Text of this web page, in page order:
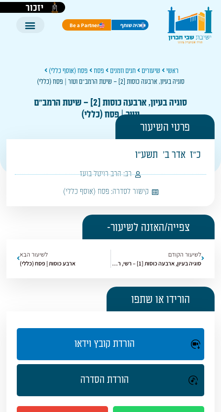
יזכור
היה שותף Be a Partner
ראשי שיעורים חגים וזמנים פסח
פסח (אוסף כללי)
סוגיה בעיון, ארבעה כוסות [2] – שיטת הרמב"ם וטור | פסח (כללי)
סוגיה בעיון, ארבעה כוסות [2] – שיטת הרמב"ם
וטור | פסח (כללי)
פרטי השיעור
כ"ז אדר ב' תשע"ו
רב: הרב רויטל בועז
קישור לסדרה: פסח (אוסף כללי)
צפייה/האזנה לשיעור-
לשיעור הקודם
סוגיה בעיון, ארבעה כוסות [1] – רשי, רן, תוס, טור | פסח (כללי)
לשיעור הבא
ארבע כוסות | פסח (כללי)
הורידו או שתפו
הורדת קובץ וידאו
הורדת הסדרה